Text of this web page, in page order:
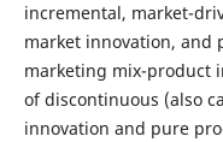
incremental, market-
market innovation, and
marketing mix-product
of discontinuous (also
innovation and pure